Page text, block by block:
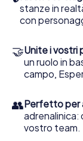
stanze in
con
🤝Unite i vostri
un ruolo in
campo,
👥Perfetto per
adrenalinica:
vostro team.